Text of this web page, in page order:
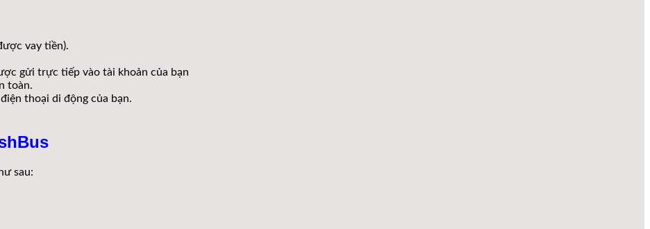
vay tiền).
gửi trực tiếp vào tài khoản của bạn
toàn.
thoại di động của bạn.
sau: